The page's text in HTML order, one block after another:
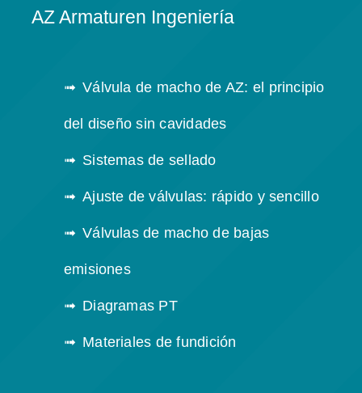
AZ Armaturen Ingeniería
Válvula de macho de AZ: el principio
del diseño sin cavidades
Sistemas de sellado
Ajuste de válvulas: rápido y sencillo
Válvulas de macho de bajas
emisiones
Diagramas PT
Materiales de fundición